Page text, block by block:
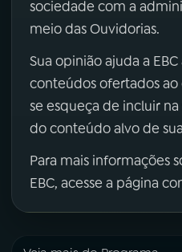
sociedade com a
meio das Ouvidorias.
Sua opinião ajuda a
conteúdos ofertados ao
se esqueça de incluir
do conteúdo alvo de
Para mais informações
EBC, acesse a página